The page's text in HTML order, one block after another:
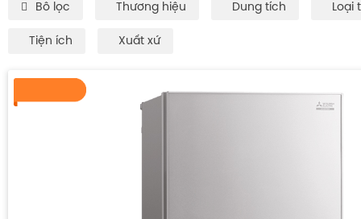
Bô lọc Thương hiệu Dung tích Loại
Tiện ích Xuất xứ